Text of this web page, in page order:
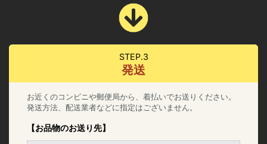
STEP.3
発送
お近くのコンビニや郵便局から、着払いでお送りください。
発送方法、配送業者などに指定はございません。
【お品物のお送り先】